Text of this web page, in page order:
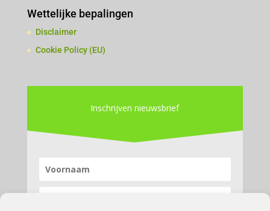
Wettelijke bepalingen
Disclaimer
Cookie Policy (EU)
Inschrijven nieuwsbrief